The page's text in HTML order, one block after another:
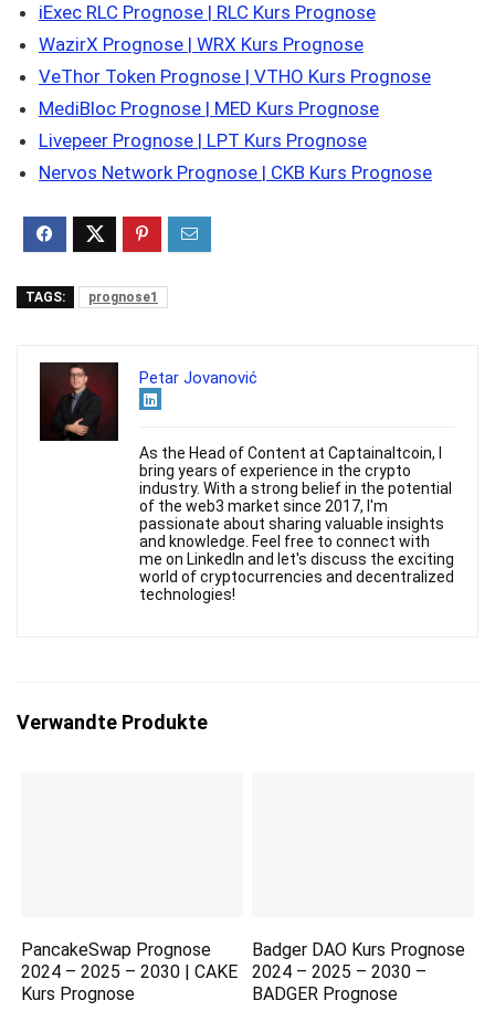
iExec RLC Prognose | RLC Kurs Prognose
WazirX Prognose | WRX Kurs Prognose
VeThor Token Prognose | VTHO Kurs Prognose
MediBloc Prognose | MED Kurs Prognose
Livepeer Prognose | LPT Kurs Prognose
Nervos Network Prognose | CKB Kurs Prognose
TAGS: prognose1
Petar Jovanović
As the Head of Content at Captainaltcoin, I
bring years of experience in the crypto
industry. With a strong belief in the potential
of the web3 market since 2017, I'm
passionate about sharing valuable insights
and knowledge. Feel free to connect with
me on LinkedIn and let's discuss the exciting
world of cryptocurrencies and decentralized
technologies!
Verwandte Produkte
PancakeSwap Prognose
2024 – 2025 – 2030 | CAKE
Kurs Prognose
Badger DAO Kurs Prognose
2024 – 2025 – 2030 –
BADGER Prognose